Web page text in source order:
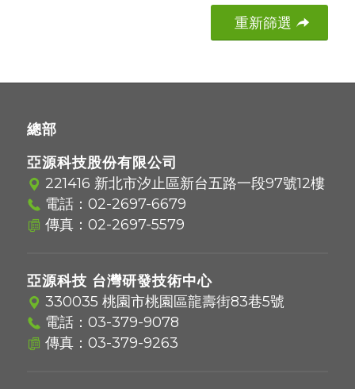
重新篩選
總部
亞源科技股份有限公司
221416 新北市汐止區新台五路一段97號12樓
電話： 02-2697-6679
傳真：02-2697-5579
亞源科技 台灣研發技術中心
330035 桃園市桃園區龍壽街83巷5號
電話： 03-379-9078
傳真：03-379-9263